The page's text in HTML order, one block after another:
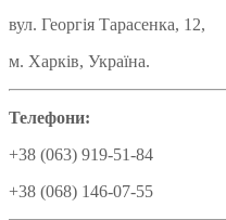
вул. Георгія Тарасенка, 12,
м. Харків, Україна.
Телефони:
+38 (063) 919-51-84
+38 (068) 146-07-55